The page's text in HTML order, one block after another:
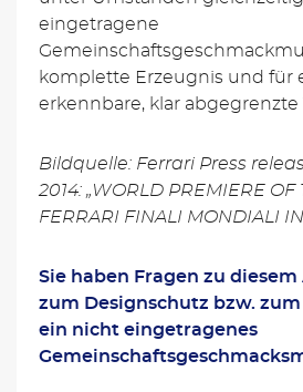
eingetragene
komplette Erzeugnis und für
erkennbare, klar abgegrenzte
Bildquelle: Ferrari Press
2014: „WORLD PREMIERE OF
FERRARI FINALI MONDIALI
Sie haben Fragen zu
zum Designschutz bzw.
ein nicht eingetragenes